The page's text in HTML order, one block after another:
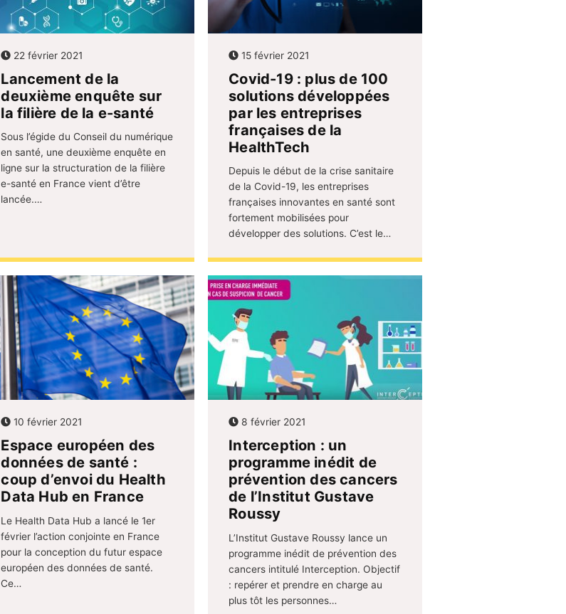
22 février 2021
Lancement de la
deuxième enquête sur
la filière de la e-santé
Sous l’égide du Conseil du numérique
en santé, une deuxième enquête en
ligne sur la structuration de la filière
e-santé en France vient d’être
lancée.…
15 février 2021
Covid-19 : plus de 100
solutions développées
par les entreprises
françaises de la
HealthTech
Depuis le début de la crise sanitaire
de la Covid-19, les entreprises
françaises innovantes en santé sont
fortement mobilisées pour
développer des solutions. C’est le…
10 février 2021
Espace européen des
données de santé :
coup d’envoi du Health
Data Hub en France
Le Health Data Hub a lancé le 1er
février l’action conjointe en France
pour la conception du futur espace
européen des données de santé.
Ce…
8 février 2021
Interception : un
programme inédit de
prévention des cancers
de l’Institut Gustave
Roussy
L’Institut Gustave Roussy lance un
programme inédit de prévention des
cancers intitulé Interception. Objectif
: repérer et prendre en charge au
plus tôt les personnes…